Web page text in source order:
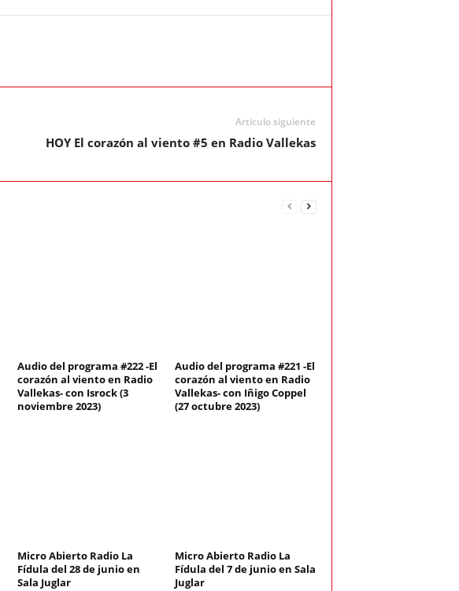
Artículo siguiente
HOY El corazón al viento #5 en Radio Vallekas
Audio del programa #222 -El
corazón al viento en Radio
Vallekas- con Isrock (3
noviembre 2023)
Audio del programa #221 -El
corazón al viento en Radio
Vallekas- con Iñigo Coppel
(27 octubre 2023)
Micro Abierto Radio La
Fídula del 28 de junio en
Sala Juglar
Micro Abierto Radio La
Fídula del 7 de junio en Sala
Juglar